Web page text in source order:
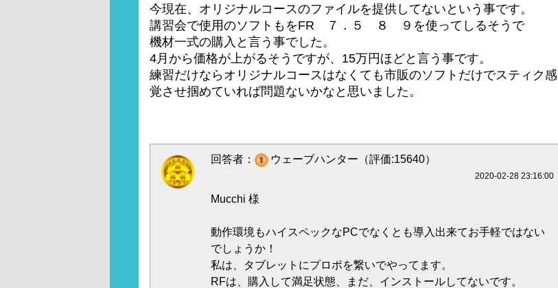
今現在、オリジナルコースのファイルを提供してないという事です。
講習会で使用のソフトもをFR ７．５ ８ ９を使ってしるそうで
機材一式の購入と言う事でした。
4月から価格が上がるそうですが、15万円ほどと言う事です。
練習だけならオリジナルコースはなくても市販のソフトだけでスティク感
覚させ掴めていれば問題ないかなと思いました。
回答者： ウェーブハンター（評価:15640）
2020-02-28 23:16:00
Mucchi 様
動作環境もハイスペックなPCでなくとも導入出来てお手軽ではない
でしょうか！
私は、タブレットにプロポを繋いでやってます。
RFは、購入して満足状態、まだ、インストールしてないです。